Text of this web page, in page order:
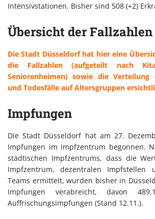
Intensivstationen. Bisher sind 508 (+2)
Übersicht der Fallzahlen
Die Stadt Düsseldorf hat hier eine
die Fallzahlen (aufgeteilt nach
Seniorenheimen) sowie die Verteilung
und Todesfälle auf Altersgruppen
Impfungen
Die Stadt Düsseldorf hat am 27.
Impfungen im Impfzentrum begonnen.
städtischen Impfzentrums, dass die
Impfzentrum, dezentralen Impfstellen
Teams ermittelt, wurden bisher in
Impfungen verabreicht, davon
Auffrischungsimpfungen (Stand 12.11.).